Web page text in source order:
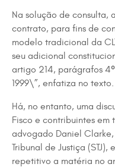
Na solução de consulta,
contrato, para fins de
modelo tradicional da
seu adicional
artigo 214, parágrafos
1999\”, enfatiza no texto.
Há, no entanto, uma
Fisco e contribuintes em
advogado Daniel
Tribunal de Justiça
repetitivo a matéria no